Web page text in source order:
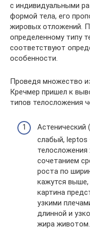
с индивиду­альными
формой тела, его
жировых отло­жений.
определенному типу
соответствуют
особенности.
Проведя множество
Кречмер пришел к
типов телосложения
Астенический
слабый, leptos
телосложения
сочетанием
роста по
кажутся
картина
узкими
длинной и
жира